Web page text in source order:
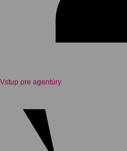
Vstup pre agentúry